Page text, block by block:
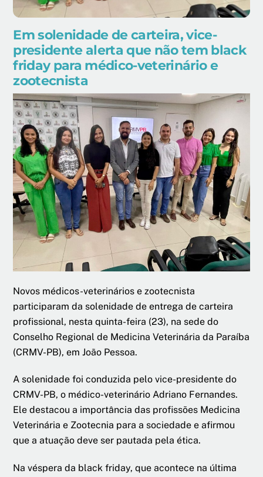
Em solenidade de carteira, vice-
presidente alerta que não tem black
friday para médico-veterinário e
zootecnista
Novos médicos-veterinários e zootecnista
participaram da solenidade de entrega de carteira
profissional, nesta quinta-feira (23), na sede do
Conselho Regional de Medicina Veterinária da Paraíba
(CRMV-PB), em João Pessoa.
A solenidade foi conduzida pelo vice-presidente do
CRMV-PB, o médico-veterinário Adriano Fernandes.
Ele destacou a importância das profissões Medicina
Veterinária e Zootecnia para a sociedade e afirmou
que a atuação deve ser pautada pela ética.
Na véspera da black friday, que acontece na última